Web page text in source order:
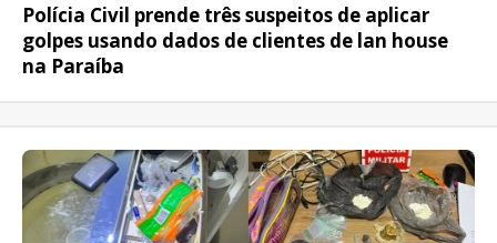
Polícia Civil prende três suspeitos de aplicar
golpes usando dados de clientes de lan house
na Paraíba